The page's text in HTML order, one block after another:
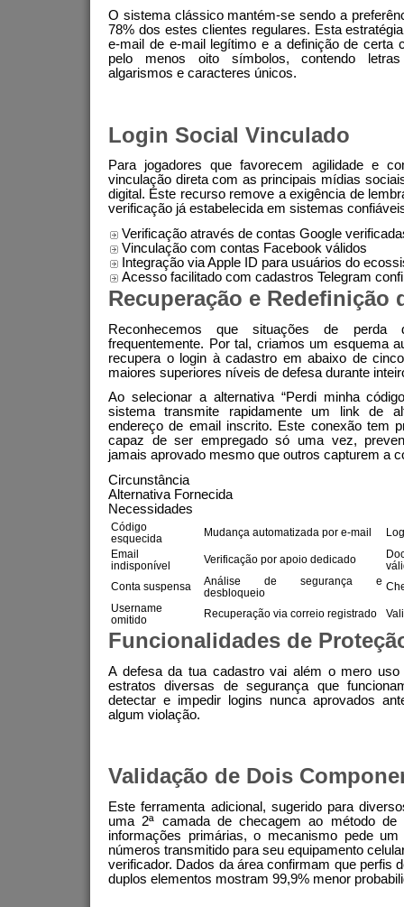
O sistema clássico mantém-se sendo a
78% dos estes clientes regulares. Esta
e-mail de e-mail legítimo e a definição de certa
pelo menos oito símbolos, contendo letras
algarismos e caracteres únicos.
Login Social Vinculado
Para jogadores que favorecem agilidade e
vinculação direta com as principais mídias
digital. Este recurso remove a exigência de
verificação já estabelecida em sistemas
Verificação através de contas Google
Vinculação com contas Facebook válidos
Integração via Apple ID para usuários do
Acesso facilitado com cadastros Telegram
Recuperação e Redefinição
Reconhecemos que situações de perda
frequentemente. Por tal, criamos um esquema
recupera o login à cadastro em abaixo de
maiores superiores níveis de defesa durante
Ao selecionar a alternativa “Perdi minha
sistema transmite rapidamente um link de
endereço de email inscrito. Este conexão tem
capaz de ser empregado só uma vez,
jamais aprovado mesmo que outros capturem a
Circunstância
Alternativa Fornecida
Necessidades
Código
esquecida
Mudança automatizada por e-mail
Email
indisponível
Verificação por apoio dedicado
Conta suspensa
Análise de segurança e
desbloqueio
Username
omitido
Recuperação via correio registrado
Funcionalidades de
A defesa da tua cadastro vai além o mero uso
estratos diversas de segurança que
detectar e impedir logins nunca aprovados
algum violação.
Validação de Dois
Este ferramenta adicional, sugerido para
uma 2ª camada de checagem ao método
informações primárias, o mecanismo pede
números transmitido para seu equipamento
verificador. Dados da área confirmam que perfis
duplos elementos mostram 99,9% menor